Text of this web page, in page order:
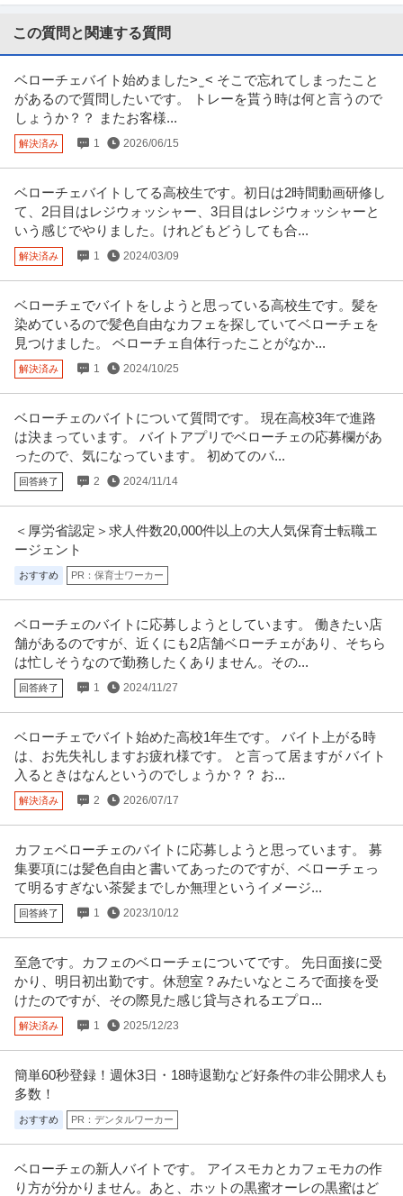
務（マネーフォワード給与、…続きを見る
イベントスタッフ／キャンペーンスタッフ／案内・受付
iLs合同会社
新着 パート・アルバイト 未経験OK
時給1,700円〜2,300円
【安心】 現場には同社スタッフ最低2名以上、1名の現場はありません！ 【安
…続きを見る
提供：iLs合同会社
警備員 大人気／夏のイベント案件も盛り沢山／自由シフト制！週
払いもOK／毎週水曜日がお給料日最短翌日面接OK！応募後に届
問題なし！未経験歓迎 ／ 警備スタッフ
シンテイ警備株式会社 松戸支社 北千住・竹ノ塚・梅島(イベント-2)エリア/A3
203200113
日給1万円〜1.1万円
【仕事内容】 ＊……＊……＊……＊… 弊社は未経験スタート9割以上で 始め
やすい＆続けやすい♪ 今…続きを見る
Altair
新着 パート・アルバイト 未経験OK 学歴不問 昇給あり
日給2.5万円
女性のリーダーを中心に営業しています♪マニュアルがしっかり確立している
提供：バイトル
ボートレース場の土日受付／案内スタッフ
株式会社ヤマト
新着 パート・アルバイト 未経験OK 交通費支給 昇給あり
時給1,800円
【土日メインの勤務】ボートレース平和島の受付、案内★可愛い制服･ネイ
ル・ピアスOK★Wワーク大歓迎…続きを見る
めん花月嵐 デックス東京ビーチ店
グロービート・ジャパン株式会社
新着 パート・アルバイト 未経験OK 交通費支給 学歴不問
月給24万円
―――――――――――――― この仕事のおすすめポイント！ ――――――
この条件の求人をもっと見る
この質問と関連する質問
ベローチェバイト始めました> ̫ < そこで忘れてしまったこと
があるので質問したいです。 トレーを貰う時は何と言うので
しょうか？？ またお客様...
解決済み 1 2026/06/15
ベローチェバイトしてる高校生です。初日は2時間動画研修し
て、2日目はレジウォッシャー、3日目はレジウォッシャーと
いう感じでやりました。けれどもどうしても合...
解決済み 1 2024/03/09
ベローチェでバイトをしようと思っている高校生です。髪を
染めているので髪色自由なカフェを探していてベローチェを
見つけました。 ベローチェ自体行ったことがなか...
解決済み 1 2024/10/25
ベローチェのバイトについて質問です。 現在高校3年で進路
は決まっています。 バイトアプリでベローチェの応募欄があ
ったので、気になっています。 初めてのバ...
回答終了 2 2024/11/14
＜厚労省認定＞求人件数20,000件以上の大人気保育士転職エ
ージェント
おすすめ PR：保育士ワーカー
ベローチェのバイトに応募しようとしています。 働きたい店
舗があるのですが、近くにも2店舗ベローチェがあり、そちら
は忙しそうなので勤務したくありません。その...
回答終了 1 2024/11/27
ベローチェでバイト始めた高校1年生です。 バイト上がる時
は、お先失礼しますお疲れ様です。 と言って居ますが バイト
入るときはなんというのでしょうか？？ お...
解決済み 2 2026/07/17
カフェベローチェのバイトに応募しようと思っています。 募
集要項には髪色自由と書いてあったのですが、ベローチェっ
て明るすぎない茶髪までしか無理というイメージ...
回答終了 1 2023/10/12
至急です。カフェのベローチェについてです。 先日面接に受
かり、明日初出勤です。休憩室？みたいなところで面接を受
けたのですが、その際見た感じ貸与されるエプロ...
解決済み 1 2025/12/23
簡単60秒登録！週休3日・18時退勤など好条件の非公開求人も
多数！
おすすめ PR：デンタルワーカー
ベローチェの新人バイトです。 アイスモカとカフェモカの作
り方が分かりません。あと、ホットの黒蜜オーレの黒蜜はど